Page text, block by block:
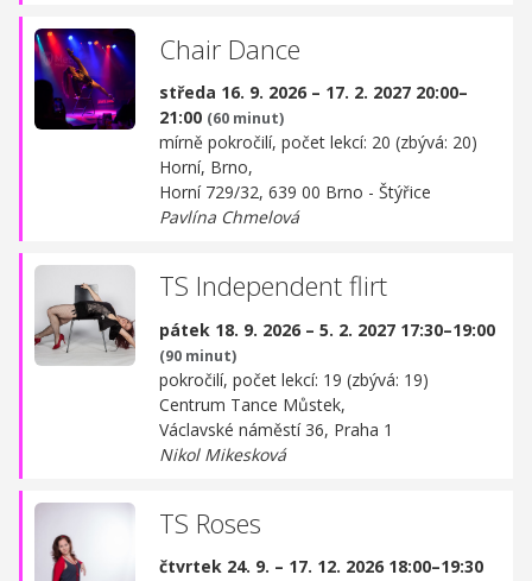
Chair Dance
středa 16. 9. 2026 – 17. 2. 2027 20:00–
21:00 (60 minut)
mírně pokročilí, počet lekcí: 20 (zbývá: 20)
Horní, Brno,
Horní 729/32, 639 00 Brno - Štýřice
Pavlína Chmelová
TS Independent flirt
pátek 18. 9. 2026 – 5. 2. 2027 17:30–19:00
(90 minut)
pokročilí, počet lekcí: 19 (zbývá: 19)
Centrum Tance Můstek,
Václavské náměstí 36, Praha 1
Nikol Mikesková
TS Roses
čtvrtek 24. 9. – 17. 12. 2026 18:00–19:30